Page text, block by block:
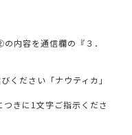
内容を通信欄の『３．
ださい「ナウティカ」
きに1文字ご指示くださ